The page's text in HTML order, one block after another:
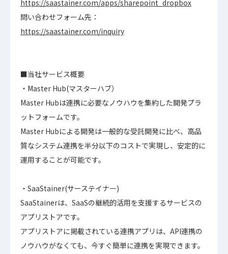
https://saastainer.com/apps/sharepoint_dropbox
問い合わせフォーム先：
https://saastainer.com/inquiry
■当社サービス概要
・Master Hub(マスターハブ）
Master Hubは連携に必要なノウハウを集約した開発プラ
ットフォームです。
Master Hubによる開発は一般的な受託開発に比べ、高品
質なシステム連携を半分以下のコストで実現し、安定的に
運用することが可能です。
・SaaStainer(サーステイナー)
SaaStainerは、SaaSの継続的活用を支援するサービスの
アプリストアです。
アプリストアに掲載されている連携アプリは、API連携の
ノウハウがなくても、今すぐ簡単に連携を実現できます。